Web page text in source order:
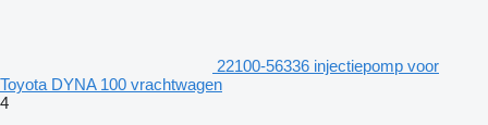
22100-56336 injectiepomp voor
Toyota DYNA 100 vrachtwagen
4